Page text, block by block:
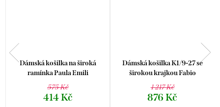
Dámská košilka na široká
ramínka Paula Emili
575 Kč
414 Kč
Dámská košilka K1/9-27 se
širokou krajkou Fabio
1 217 Kč
876 Kč